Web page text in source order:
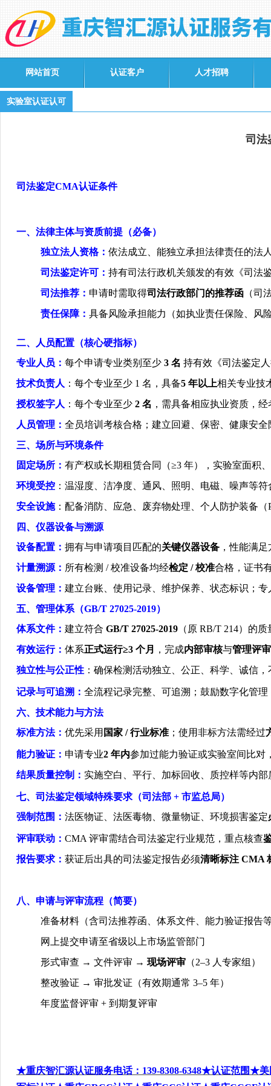
网站首页 认证客户 人才招聘
实验室认证认可
司法
司法鉴定CMA认证条件
一、法律主体与资质前提（必备）
独立法人资格： 依法成立、能独立承担法律责任的法
司法鉴定许可： 持有司法行政机关颁发的有效《司法
司法推荐： 申请时需取得司法行政部门的推荐函 （司
责任保障： 具备风险承担能力（如执业责任保险、风
二、人员配置（核心硬指标）
专业人员： 每个申请专业类别至少 3 名 持有效《司法鉴定
技术负责人 ：每个专业至少 1 名，具备5 年以上相关专业技
授权签字人 ：每个专业至少 2 名 ，需具备相应执业资质，
人员管理： 全员培训考核合格；建立回避、保密、健康安全
三、场所与环境条件
固定场所： 有产权或长期租赁合同（≥3 年），实验室面积
环境受控 ：温湿度、洁净度、通风、照明、电磁、噪声等
安全设施：配备消防、应急、废弃物处理、个人防护装备（
四、仪器设备与溯源
设备配置： 拥有与申请项目匹配的关键仪器设备 ，性能满
计量溯源： 所有检测 /校准设备均经检定 /校准合格，证书
设备管理： 建立台账、使用记录、维护保养、状态标识；
五、管理体系（GB/T 27025-2019）
体系文件： 建立符合 GB/T 27025-2019 （原 RB/T 214）的质
有效运行： 体系正式运行≥3 个月 ，完成内部审核与管理评审
独立性与公正性 ：确保检测活动独立、公正、科学、诚信
记录与可追溯： 全流程记录完整、可追溯；鼓励数字化管理
六、技术能力与方法
标准方法： 优先采用 国家 /行业标准 ；使用非标方法需经过
能力验证： 申请专业2 年内参加过能力验证或实验室间比对
结果质量控制： 实施空白、平行、加标回收、质控样等内
七、司法鉴定领域特殊要求（司法部 + 市监总局）
强制范围： 法医物证、法医毒物、微量物证、环境损害鉴定
评审联动： CMA 评审需结合司法鉴定行业规范，重点核查
报告要求： 获证后出具的司法鉴定报告必须清晰标注 CMA
八、申请与评审流程（简要）
准备材料（含司法推荐函、体系文件、能力验证报告
网上提交申请至省级以上市场监管部门
形式审查 → 文件评审 → 现场评审 （2–3 人专家组）
整改验证 → 审批发证（有效期通常 3–5 年）
年度监督评审 + 到期复评审
★重庆智汇源认证服务电话：139-8308-6348★认证范围★